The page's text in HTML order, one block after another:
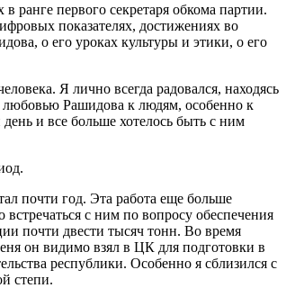
ранге первого секретаря обкома партии.
показателях, достижениях во
о его уроках культуры и этики, о его
Я лично всегда радовался, находясь
любовью Рашидова к людям, особенно к
и все больше хотелось быть с ним
почти год. Эта работа еще больше
с ним по вопросу обеспечения
почти двести тысяч тонн. Во время
он видимо взял в ЦК для подготовки в
республики. Особенно я сблизился с
степи.